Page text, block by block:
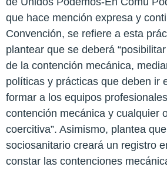
que hace mención expresa y
Convención, se refiere a esta
plantear que se deberá
de la contención mecánica,
políticas y prácticas que deben ir
formar a los equipos
contención mecánica y cualquier
coercitiva”. Asimismo, plantea
sociosanitario creará un registro
constar las contenciones